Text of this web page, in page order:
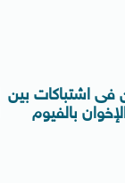
فى اشتباكات بين
بالفيوم